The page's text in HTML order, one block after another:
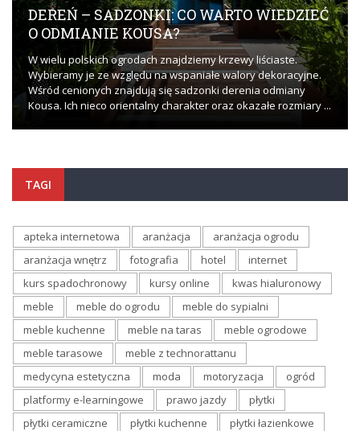
DEREŃ – SADZONKI: CO WARTO WIEDZIEĆ
O ODMIANIE KOUSA?
W wielu polskich ogrodach znajdziemy krzewy liściaste.
Wybieramy je ze względu na wspaniałe walory dekoracyjne.
Wśród cenionych znajdują się sadzonki derenia odmiany
Kousa. Ich nieco orientalny charakter oraz okazałe rozmiary ...
TAGI
apteka internetowa aranżacja
aranżacja ogrodu
aranżacja wnętrz
fotografia hotel
internet
kurs spadochronowy
kursy online
kwas hialuronowy
meble
meble do ogrodu
meble do sypialni
meble kuchenne
meble na taras
meble ogrodowe
meble tarasowe
meble z technorattanu
medycyna estetyczna
moda motoryzacja
ogród
platformy e-learningowe
prawo jazdy
płytki
płytki ceramiczne
płytki kuchenne
płytki łazienkowe